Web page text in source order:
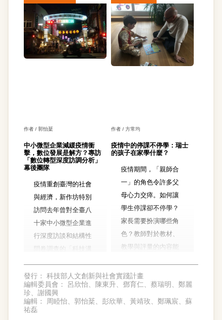
動協作者」後，同學
們試圖將遊戲設計得
更加完善時，卻面臨
各種不同的卡關狀
況。究竟要如何呈現
遊戲設計者的反思及
內心糾結，也期盼藉
由遊戲體驗、議題討
論與後續的書寫，能
讓多方討論相互激
作者 / 郭怡棻
中小微型企業減緩疫情衝
擊，數位發展是解方？專訪
「數位轉型深度訪調分析」
幕後團隊
疫情重創臺灣的社會
與經濟，新作坊特別
訪問去年曾對全臺八
十家中小微型企業進
行深度訪談和結構性
問卷調查的「科技溝
了解與社區或地方發
展密切相關的中小微
型企業，在疫情之下
的真實處境與因應方
作者 / 方常均
疫情中的停課不停學：瑞士
的孩子在家學什麼？
疫情期間，「親師合
一」的角色令許多父
母心力交瘁。如何讓
學生停課卻不停學？
家長需要扮演哪些角
色？教師對於教材、
教學與評量的內容能
學生在家學習的期
間，從課程內容、教
學方式到防疫期間的
發行：
科技部人文創新與社會實踐計畫
編輯委員會：
呂欣怡、陳東升、鄧育仁、蔡瑞明、鄭麗
珍、謝國興
編輯：
周睦怡、郭怡棻、彭欣華、黃靖玫、鄭珮宸、蘇
祐磊